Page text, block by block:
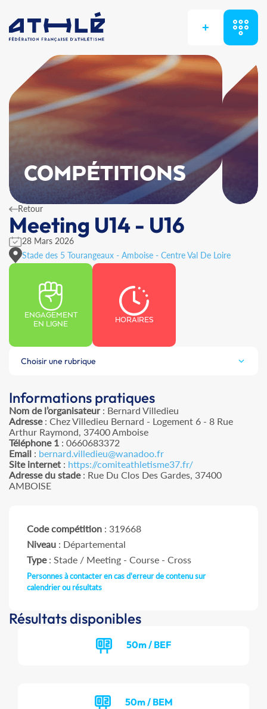
+
COMPÉTITIONS
Retour
Meeting U14 - U16
28 Mars 2026
Stade des 5 Tourangeaux - Amboise - Centre Val De Loire
ENGAGEMENT
EN LIGNE
HORAIRES
Choisir une rubrique
Informations pratiques
Nom de l’organisateur: Bernard Villedieu
Adresse: Chez Villedieu Bernard - Logement 6 - 8 Rue
Arthur Raymond, 37400 Amboise
Téléphone 1 : 0660683372
Email : bernard.villedieu@wanadoo.fr
Site internet : https://comiteathletisme37.fr/
Adresse du stade: Rue Du Clos Des Gardes, 37400
AMBOISE
Code compétition : 319668
Niveau : Départemental
Type: Stade / Meeting - Course - Cross
Personnes à contacter en cas d'erreur de contenu sur
calendrier ou résultats
Résultats disponibles
50m / BEF
50m / BEM